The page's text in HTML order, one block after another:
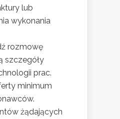
lub
wykonania
rozmowę
szczegóły
prac.
minimum
żądających